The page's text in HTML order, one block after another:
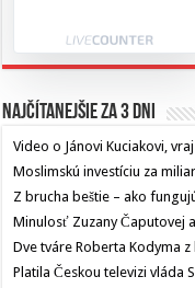
Najčítanejšie za 3 dni
Video o Jánovi Kuciakovi,
Moslimskú investíciu za
Z brucha beštie – ako
Minulosť Zuzany Čaputovej
Dve tváre Roberta Kodyma
Platila Českou televizi vláda